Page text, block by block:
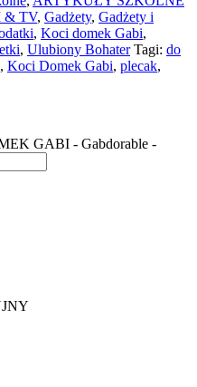
& TV, Gadżety, Gadżety i
, Koci domek Gabi,
, Ulubiony Bohater Tagi: do
, Koci Domek Gabi, plecak,
GABI - Gabdorable -